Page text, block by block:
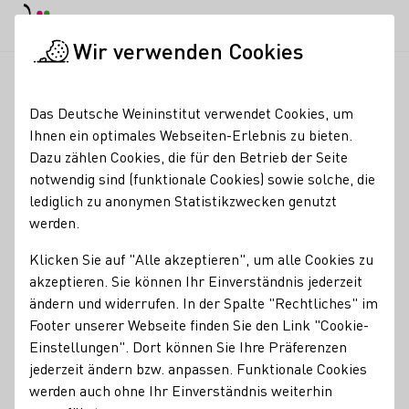
die kitz|seligen Weine
aus Franken
Erzeugnisse
Perlwein / Secco Wein Brände / Destillate
Mitgliedschaften
Weinbauring Franken e.V.
Services
Wir verwenden Cookies
Das Deutsche Weininstitut verwendet Cookies, um
Ihnen ein optimales Webseiten-Erlebnis zu bieten.
Dazu zählen Cookies, die für den Betrieb der Seite
notwendig sind (funktionale Cookies) sowie solche, die
lediglich zu anonymen Statistikzwecken genutzt
werden.
Klicken Sie auf "Alle akzeptieren", um alle Cookies zu
akzeptieren. Sie können Ihr Einverständnis jederzeit
ändern und widerrufen. In der Spalte "Rechtliches" im
Footer unserer Webseite finden Sie den Link "Cookie-
Einstellungen". Dort können Sie Ihre Präferenzen
jederzeit ändern bzw. anpassen. Funktionale Cookies
werden auch ohne Ihr Einverständnis weiterhin